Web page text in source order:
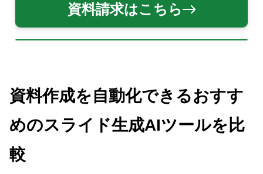
資料請求はこちら
資料作成を自動化できるおすす
めのスライド生成AIツールを比
較